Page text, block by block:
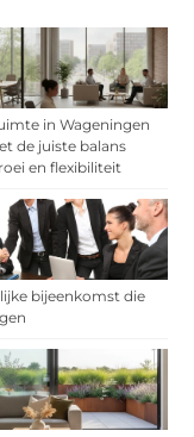
in Wageningen
de juiste balans
en flexibiliteit
bijeenkomst die